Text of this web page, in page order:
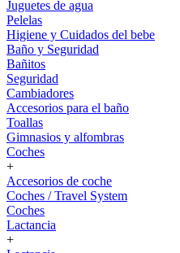
Juguetes de agua
Pelelas
Higiene y Cuidados del bebe
Baño y Seguridad
Bañitos
Seguridad
Cambiadores
Accesorios para el baño
Toallas
Gimnasios y alfombras
Coches
+
Accesorios de coche
Coches / Travel System
Coches
Lactancia
+